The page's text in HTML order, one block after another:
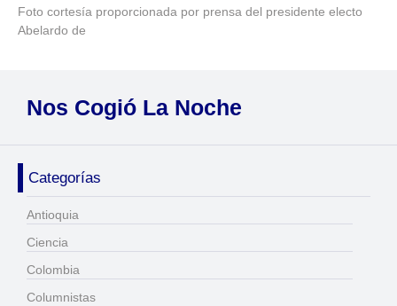
Foto cortesía proporcionada por prensa del presidente electo
Abelardo de
Nos Cogió La Noche
Categorías
Antioquia
Ciencia
Colombia
Columnistas